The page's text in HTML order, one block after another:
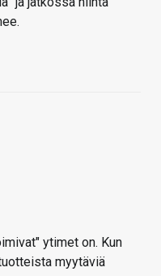
ytimet on. Kun
myytäviä